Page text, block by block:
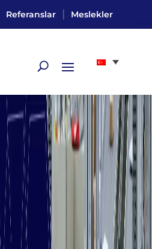
Referanslar | Meslekler